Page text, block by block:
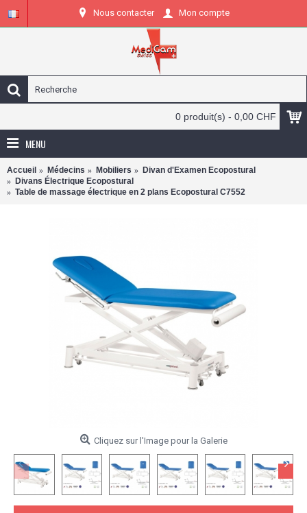
Nous contacter Mon compte
0 produit(s) - 0,00 CHF
MENU
Accueil Médecins Mobiliers
Divan d'Examen Ecopostural
Divans Électrique Ecopostural
Table de massage électrique en 2 plans Ecopostural C7552
Cliquez sur l'Image pour la Galerie